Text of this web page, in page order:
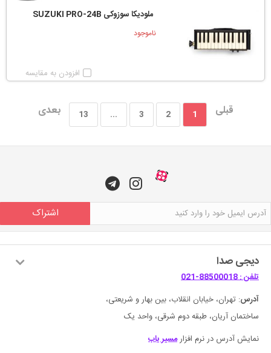
ملودیکا سوزوکی SUZUKI PRO-24B
ناموجود
افزودن به مقایسه
قبلی 1
2
3
...
13 بعدی
اشتراک
دیجی صدا
تلفن : 88500018-021
آدرس: تهران، خیابان انقلاب، بین بهار و شریعتی،
ساختمان آریان، طبقه دوم شرقی، واحد یک
نمایش آدرس در نرم افزارمسیر یاب